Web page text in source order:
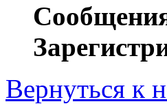
Вернуться к